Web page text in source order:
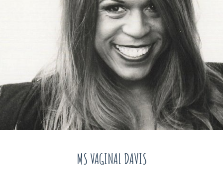
MS VAGINAL DAVIS